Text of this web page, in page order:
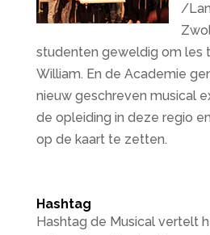
/
studenten geweldig om les
William. En de Academie
nieuw geschreven musical
de opleiding in deze regio
op de kaart te zetten.
Hashtag
Hashtag de Musical vertelt